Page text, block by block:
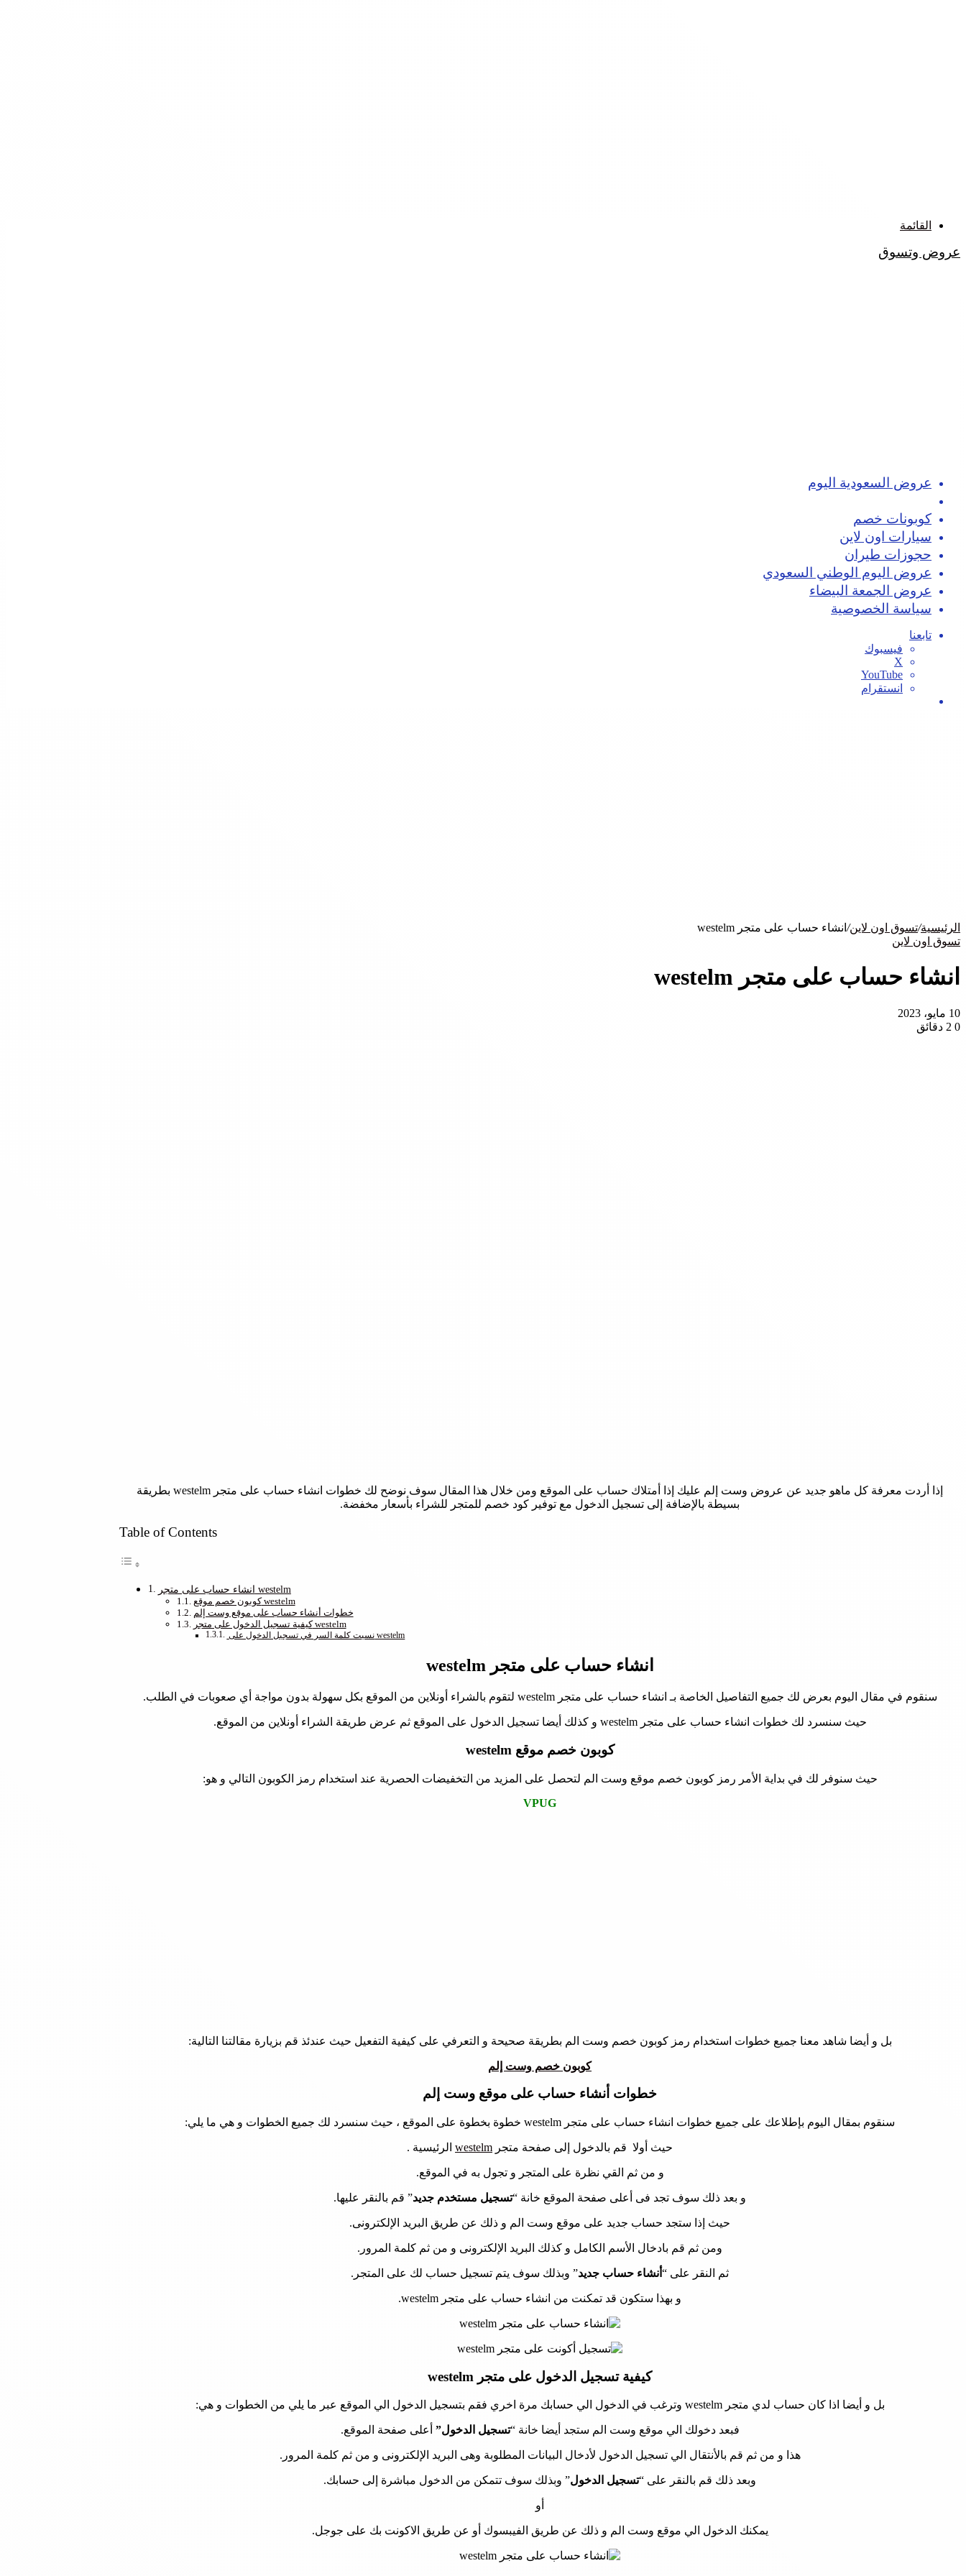
القائمة
عروض وتسوق
عروض السعودية اليوم
كوبونات خصم
سيارات اون لاين
حجوزات طيران
عروض اليوم الوطني السعودي
عروض الجمعة البيضاء
سياسة الخصوصية
تابعنا
فيسبوك
‫X
‫YouTube
انستقرام
الرئيسية/تسوق اون لاين/ انشاء حساب على متجر westelm
تسوق اون لاين
انشاء حساب على متجر westelm
10 مايو، 2023
0
إذا أردت معرفة كل ماهو جديد عن عروض وست إلم عليك إذا أمتلاك حساب على الموقع ومن خلال هذا المقال سوف نوضح لك خطوات انشاء حساب على متجر westelm بطريقة
بسيطة بالإضافة إلى تسجيل الدخول مع توفير كود خصم للمتجر للشراء بأسعار مخفضة.
Table of Contents
انشاء حساب على متجر westelm
كوبون خصم موقع westelm
خطوات أنشاء حساب على موقع وست إلم
كيفية تسجيل الدخول على متجر westelm
نسيت كلمة السر في تسجيل الدخول على westelm
انشاء حساب على متجر westelm
سنقوم في مقال اليوم بعرض لك جميع التفاصيل الخاصة بـ انشاء حساب على متجر westelm لتقوم بالشراء أونلاين من الموقع بكل سهولة بدون مواجة أي صعوبات في الطلب.
حيث سنسرد لك خطوات انشاء حساب على متجر westelm و كذلك أيضا تسجيل الدخول على الموقع ثم عرض طريقة الشراء أونلاين من الموقع.
كوبون خصم موقع westelm
حيث سنوفر لك في بداية الأمر رمز كوبون خصم موقع وست الم لتحصل على المزيد من التخفيضات الحصرية عند استخدام رمز الكوبون التالي و هو:
VPUG
بل و أيضا شاهد معنا جميع خطوات استخدام رمز كوبون خصم وست الم بطريقة صحيحة و التعرفي على كيفية التفعيل حيث عندئذ قم بزيارة مقالتنا التالية:
كوبون خصم وست إلم
خطوات أنشاء حساب على موقع وست إلم
سنقوم بمقال اليوم بإطلاعك على جميع خطوات انشاء حساب على متجر westelm خطوة بخطوة على الموقع ، حيث سنسرد لك جميع الخطوات و هي ما يلي:
حيث أولا قم بالدخول إلى صفحة متجر westelm الرئيسية .
و من ثم القي نظرة على المتجر و تجول به في الموقع.
و بعد ذلك سوف تجد فى أعلى صفحة الموقع خانة “تسجيل مستخدم جديد” قم بالنقر عليها.
حيث إذا ستجد حساب جديد على موقع وست الم و ذلك عن طريق البريد الإلكترونى.
ومن ثم قم بادخال الأسم الكامل و كذلك البريد الإلكترونى و من ثم كلمة المرور.
ثم النقر على “ أنشاء حساب جديد” وبذلك سوف يتم تسجيل حساب لك على المتجر.
و بهذا ستكون قد تمكنت من انشاء حساب على متجر westelm.
كيفية تسجيل الدخول على متجر westelm
بل و أيضا اذا كان حساب لدي متجر westelm وترغب في الدخول الي حسابك مرة اخري فقم بتسجيل الدخول الي الموقع عبر ما يلي من الخطوات و هي:
فبعد دخولك الي موقع وست الم ستجد أيضا خانة “تسجيل الدخول” أعلى صفحة الموقع.
هذا و من ثم قم بالأنتقال الي تسجيل الدخول لأدخال البيانات المطلوبة وهى البريد الإلكترونى و من ثم كلمة المرور.
وبعد ذلك قم بالنقر على “تسجيل الدخول” وبذلك سوف تتمكن من الدخول مباشرة إلى حسابك.
أو
يمكنك الدخول الي موقع وست الم و ذلك عن طريق الفيبسوك أو عن طريق الاكونت بك على جوجل.